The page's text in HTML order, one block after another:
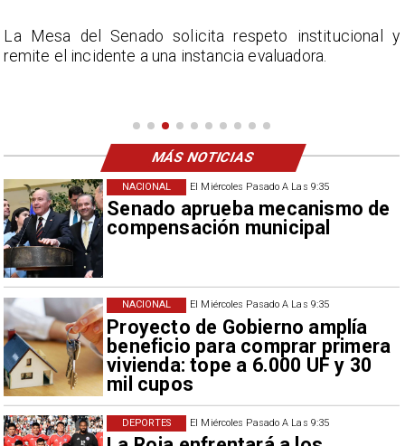
El Miércoles Pasado A Las 9:35
Senado aprueba mecanismo de
compensación municipal
NACIONAL
El Miércoles Pasado A Las 9:35
Proyecto de Gobierno amplía
beneficio para comprar primera
vivienda: tope a 6.000 UF y 30
mil cupos
NACIONAL
El Miércoles Pasado A Las 9:35
DEPORTES
La Mesa del Senado solicita respeto institucional y
remite el incidente a una instancia evaluadora.
MÁS NOTICIAS